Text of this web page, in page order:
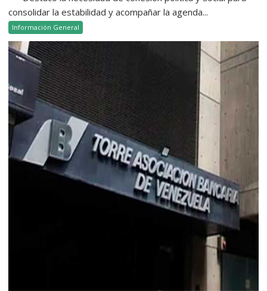
consolidar la estabilidad y acompañar la agenda...
Información General